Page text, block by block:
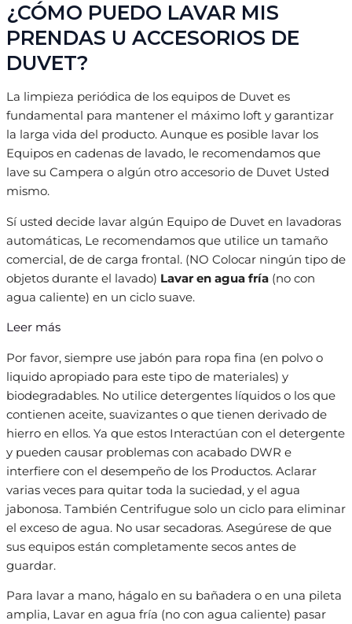
¿CÓMO PUEDO LAVAR MIS
PRENDAS U ACCESORIOS DE
DUVET?
La limpieza periódica de los equipos de Duvet es
fundamental para mantener el máximo loft y garantizar
la larga vida del producto. Aunque es posible lavar los
Equipos en cadenas de lavado, le recomendamos que
lave su Campera o algún otro accesorio de Duvet Usted
mismo.
Sí usted decide lavar algún Equipo de Duvet en lavadoras
automáticas, Le recomendamos que utilice un tamaño
comercial, de de carga frontal. (NO Colocar ningún tipo de
objetos durante el lavado) Lavar en agua fría (no con
agua caliente) en un ciclo suave.
Leer más
Por favor, siempre use jabón para ropa fina (en polvo o
liquido apropiado para este tipo de materiales) y
biodegradables. No utilice detergentes líquidos o los que
contienen aceite, suavizantes o que tienen derivado de
hierro en ellos. Ya que estos Interactúan con el detergente
y pueden causar problemas con acabado DWR e
interfiere con el desempeño de los Productos. Aclarar
varias veces para quitar toda la suciedad, y el agua
jabonosa. También Centrifugue solo un ciclo para eliminar
el exceso de agua. No usar secadoras. Asegúrese de que
sus equipos están completamente secos antes de
guardar.
Para lavar a mano, hágalo en su bañadera o en una pileta
amplia, Lavar en agua fría (no con agua caliente) pasar